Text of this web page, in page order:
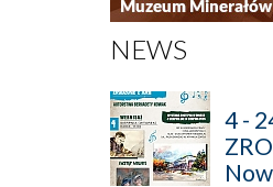
NEWS
4 -